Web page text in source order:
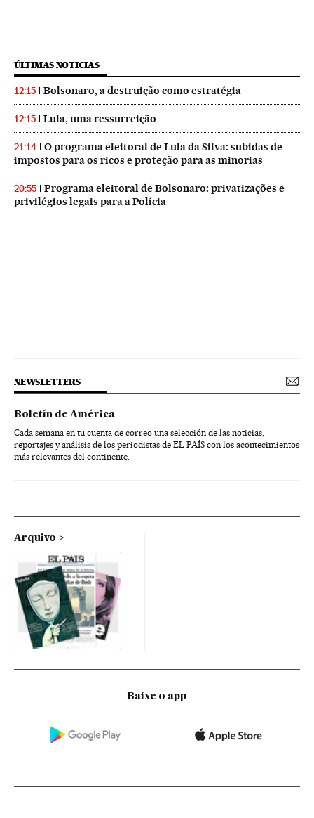
ÚLTIMAS NOTICIAS
12:15 Bolsonaro, a destruição como estratégia
12:15 Lula, uma ressurreição
21:14
O programa eleitoral de Lula da Silva: subidas de
impostos para os ricos e proteção para as minorias
20:55
Programa eleitoral de Bolsonaro: privatizações e
privilégios legais para a Polícia
NEWSLETTERS
Boletín de América
Cada semana en tu cuenta de correo una selección de las noticias,
reportajes y análisis de los periodistas de EL PAÍS con los acontecimientos
más relevantes del continente.
Arquivo
Baixe o app